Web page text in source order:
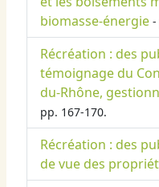
biomasse-énergie -
Récréation : des
témoignage du
du-Rhône,
pp. 167-170.
Récréation : des
de vue des